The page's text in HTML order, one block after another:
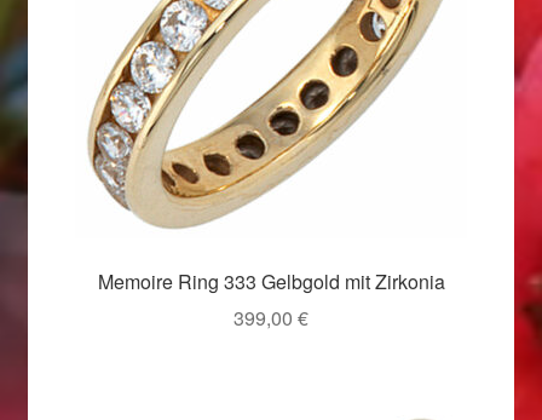
Valentinstag 2016
Valentinstag Geschenke
Vertrag widerrufen
Weihnachtsangebote 2015
Memoire Ring 333 Gelbgold mit Zirkonia
399,00 €